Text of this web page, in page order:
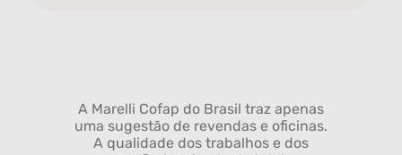
A Marelli Cofap do Brasil traz apenas
uma sugestão de revendas e oficinas.
A qualidade dos trabalhos e dos